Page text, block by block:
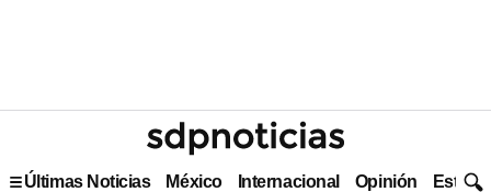
Últimas Noticias México Internacional Opinión Estilo